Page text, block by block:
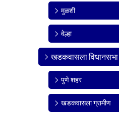
मुळशी
वेल्हा
खडकवासला विधानसभा
पुणे शहर
खडकवासला ग्रामीण